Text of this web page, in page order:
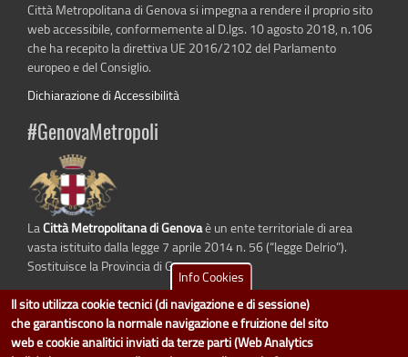
Città Metropolitana di Genova si impegna a rendere il proprio sito
web accessibile, conformemente al D.lgs. 10 agosto 2018, n.106
che ha recepito la direttiva UE 2016/2102 del Parlamento
europeo e del Consiglio.
Dichiarazione di Accessibilità
#GenovaMetropoli
LaCittà Metropolitana di Genovaè un ente territoriale di area
vasta istituito dalla legge 7 aprile 2014 n. 56 (“legge Delrio”).
Sostituisce la Provincia di Genova.
dati.cittametropolitana.genova.itè il progetto "Open Data" della
Info Cookies
Il sito utilizza cookie tecnici (di navigazione e di sessione)
che garantiscono la normale navigazione e fruizione del sito
web e cookie analitici inviati da terze parti (Web Analytics